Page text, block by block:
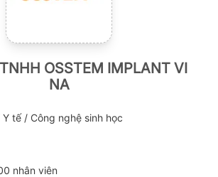
OSSTEM IMPLANT VI
NA
tế / Công nghệ sinh học
nhân viên